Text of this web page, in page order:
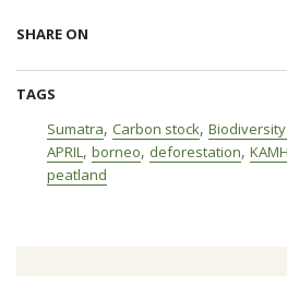
SHARE ON
TAGS
Sumatra, Carbon stock,
APRIL , borneo, deforestation, KAMH
peatland